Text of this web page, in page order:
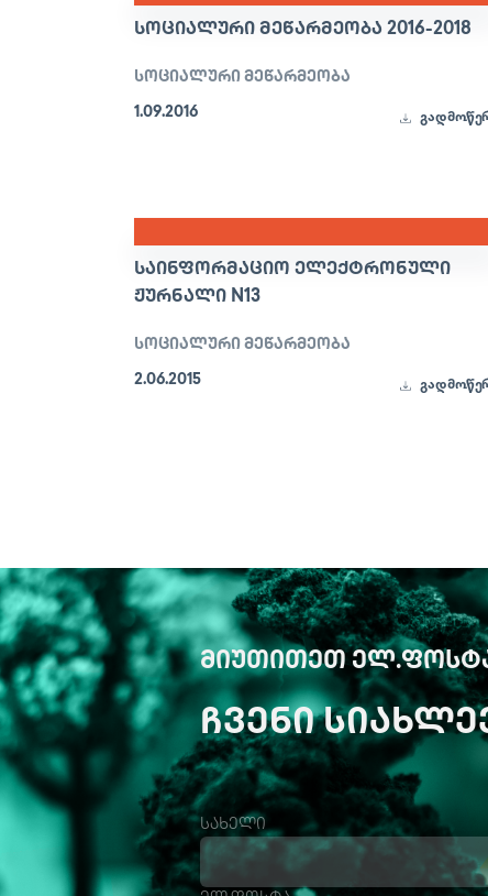
ᲡᲝᲪᲘᲐᲚᲣᲠᲘ ᲛᲔᲬᲐᲠᲛᲔᲝᲑᲐ 2016-2018
სოციალური მეწარმეობა
1.09.2016
ᲡᲐᲘᲜᲤᲝᲠᲛᲐᲪᲘᲝ ᲔᲚᲔᲥᲢᲠᲝᲜᲣᲚᲘ
ᲟᲣᲠᲜᲐᲚᲘ N13
სოციალური მეწარმეობა
2.06.2015
ᲛᲘᲣᲗᲘᲗᲔᲗ
ᲩᲕᲔᲜᲘ
სახელი